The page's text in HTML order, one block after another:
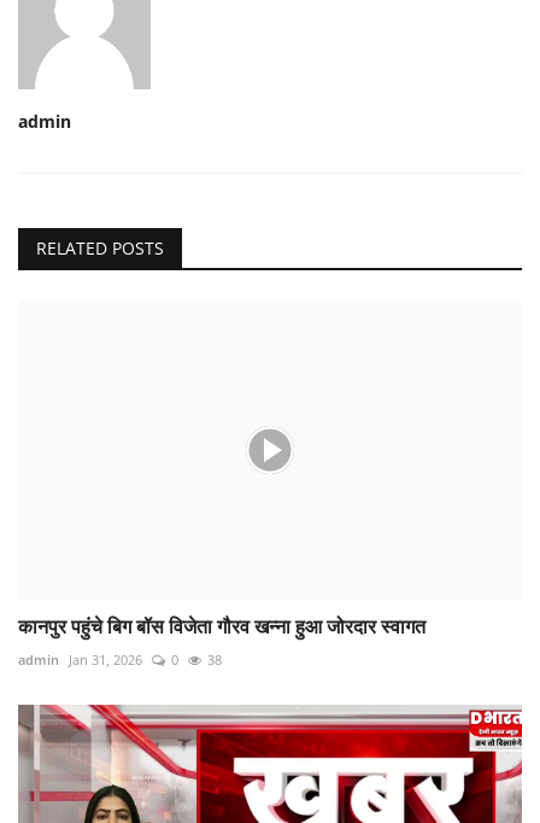
admin
RELATED POSTS
कानपुर पहुंचे बिग बॉस विजेता गौरव खन्ना हुआ जोरदार स्वागत
admin Jan 31, 2026 0 38